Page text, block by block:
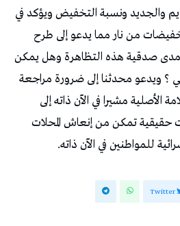
والجديد ونسبة التخفيض ويؤكد في
من نار مما يدعو إلى طرح
مدى صدقية هذه التظاهرة وهل يمكن
ويدعو محدثنا إلى ضرورة مراجعة
الأصلية مشيرا في الآن ذاته إلى
تمكن من إنعاش المحلات
للمواطنين في الآن ذاته.
Twitter